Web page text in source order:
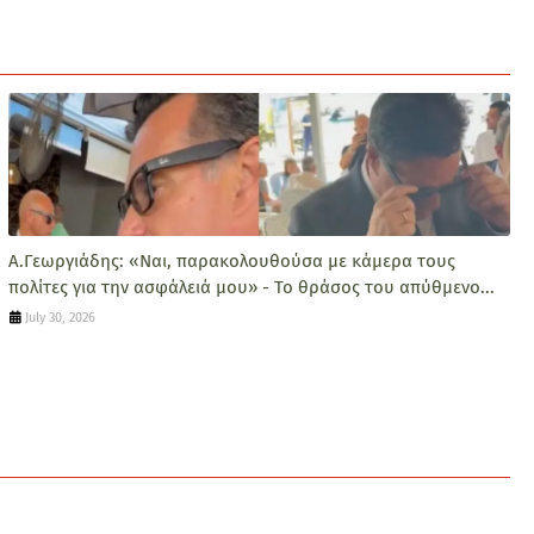
Α.Γεωργιάδης: «Ναι, παρακολουθούσα με κάμερα τους
πολίτες για την ασφάλειά μου» - Το θράσος του απύθμενο...
July 30, 2026